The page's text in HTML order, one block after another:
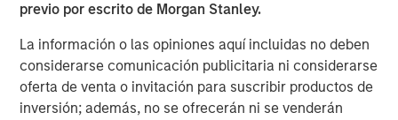
previo por escrito de Morgan Stanley.
La información o las opiniones aquí incluidas no deben
considerarse comunicación publicitaria ni considerarse
oferta de venta o invitación para suscribir productos de
inversión; además, no se ofrecerán ni se venderán
Featured Insights